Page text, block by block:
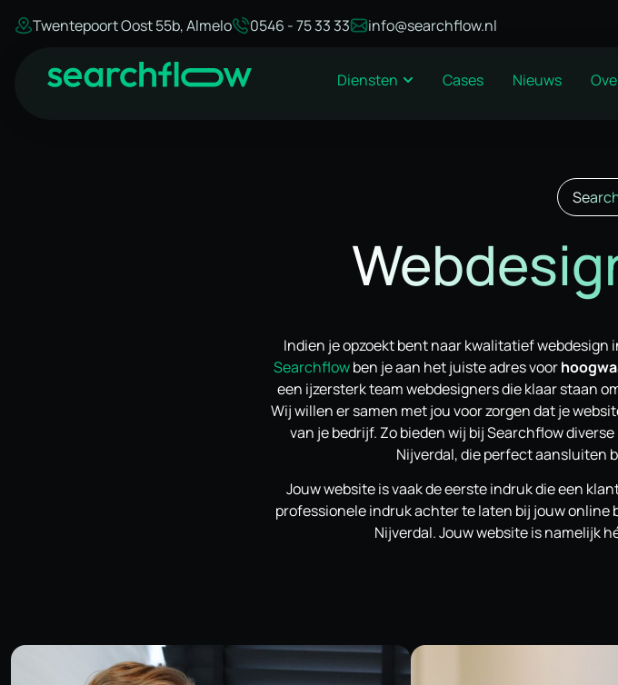
Twentepoort Oost 55b, Almelo 0546 - 75 33 33 info@searchflow.nl
Diensten Cases Nieuws
Indien je opzoekt bent naar kwalitatief webdesign
Searchflowben je aan het juiste adres voor
een ijzersterk team webdesigners die klaar staan
Wij willen er samen met jou voor zorgen dat je
van je bedrijf. Zo bieden wij bij Searchflow
Nijverdal, die perfect aansluiten
Jouw website is vaak de eerste indruk die een
professionele indruk achter te laten bij jouw online
Nijverdal. Jouw website is namelijk